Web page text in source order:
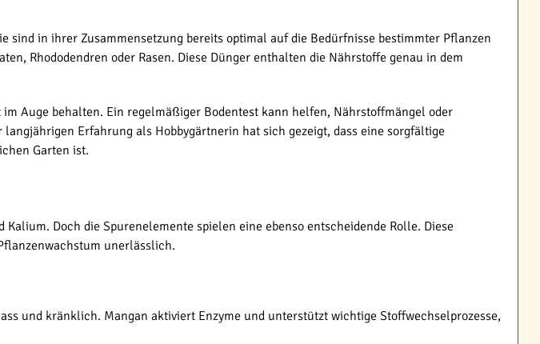
in ihrer Zusammensetzung bereits optimal auf die Bedürfnisse bestimmter Pflanzen
Rhododendren oder Rasen. Diese Dünger enthalten die Nährstoffe genau in dem
Auge behalten. Ein regelmäßiger Bodentest kann helfen, Nährstoffmängel oder
Erfahrung als Hobbygärtnerin hat sich gezeigt, dass eine sorgfältige
Garten ist.
Doch die Spurenelemente spielen eine ebenso entscheidende Rolle. Diese
unerlässlich.
und kränklich. Mangan aktiviert Enzyme und unterstützt wichtige Stoffwechselprozesse,